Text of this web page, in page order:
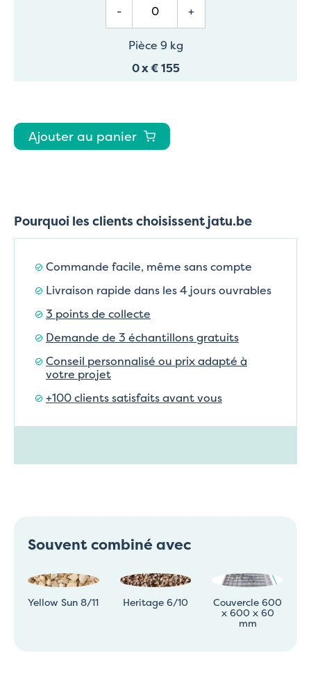
- +
Pièce 9 kg
0x€ 155
Ajouter au panier
Pourquoi les clients choisissent jatu.be
Commande facile, même sans compte
Livraison rapide dans les 4 jours ouvrables
3 points de collecte
Demande de 3 échantillons gratuits
Conseil personnalisé ou prix adapté à
votre projet
+100 clients satisfaits avant vous
Souvent combiné avec
Yellow Sun 8/11 Heritage 6/10 Couvercle 600
x 600 x 60
mm